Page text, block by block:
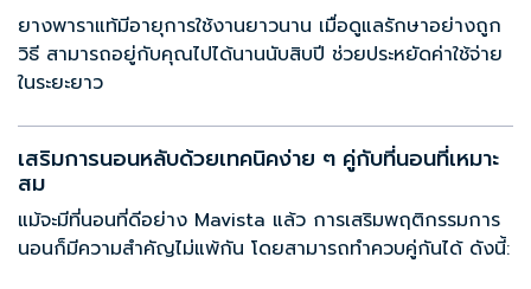
ยางพาราแท้มีอายุการใช้งานยาวนาน เมื่อดูแลรักษาอย่างถูก
วิธี สามารถอยู่กับคุณไปได้นานนับสิบปี ช่วยประหยัดค่าใช้จ่าย
ในระยะยาว
เสริมการนอนหลับด้วยเทคนิคง่าย ๆ คู่กับที่นอนที่เหมาะ
สม
แม้จะมีที่นอนที่ดีอย่าง Mavista แล้ว การเสริมพฤติกรรมการ
นอนก็มีความสำคัญไม่แพ้กัน โดยสามารถทำควบคู่กันได้ ดังนี้: